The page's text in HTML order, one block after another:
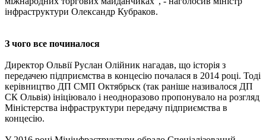
інфраструктури Олександр Кубраков.
З чого все починалося
Директор Ольвії Руслан Олійник нагадав, що історія з
передачею підприємства в концесію почалася в 2014 році. Тоді
керівництво ДП СМП Октябрьск (так раніше називалося ДП
СК Ольвія) ініціювало і неодноразово пропонувало на розгляд
Міністерства інфраструктури передачу підприємства в
концесію.